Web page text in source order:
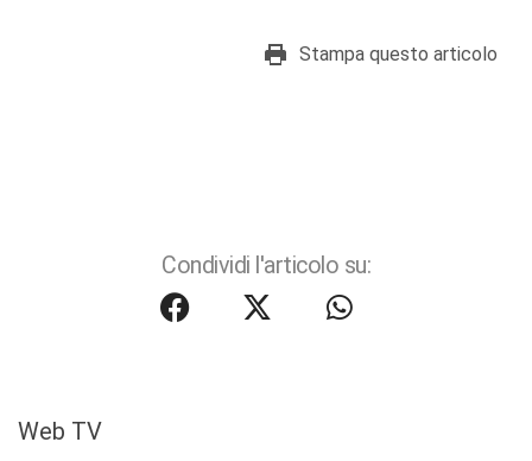
Stampa questo articolo
Condividi l'articolo su:
Web TV